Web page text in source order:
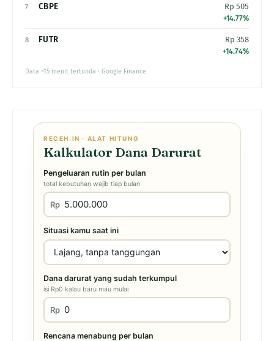
7 CBPE Rp 505
+14.77%
8 FUTR Rp 358
+14.74%
Data ~15 menit tertunda · Google Finance
RECEH.IN · ALAT HITUNG
Kalkulator Dana Darurat
Pengeluaran rutin per bulan
total kebutuhan wajib tiap bulan
Rp
Situasi kamu saat ini
Dana darurat yang sudah terkumpul
isi Rp0 kalau baru mau mulai
Rp
Rencana menabung per bulan